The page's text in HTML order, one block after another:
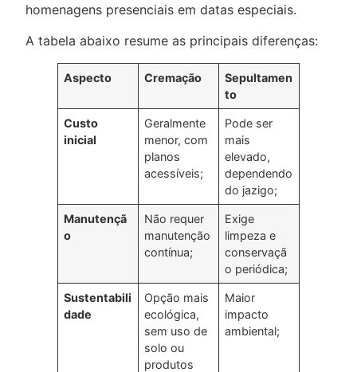
homenagens presenciais em datas especiais.
A tabela abaixo resume as principais diferenças:
Aspecto Cremação
Sepultamen
to
Custo
inicial
Geralmente
menor, com
planos
acessíveis;
Pode ser
mais
elevado,
dependendo
do jazigo;
Manutençã
o
Não requer
manutenção
contínua;
Exige
limpeza e
conservaçã
o periódica;
Sustentabili
dade
Opção mais
ecológica,
sem uso de
solo ou
produtos
Maior
impacto
ambiental;